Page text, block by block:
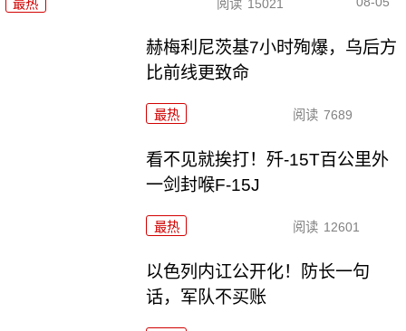
最热 阅读 15021
赫梅利尼茨基7小时殉爆，乌后方
比前线更致命
最热 阅读 7689
看不见就挨打！歼-15T百公里外
一剑封喉F-15J
最热 阅读 12601
以色列内讧公开化！防长一句
话，军队不买账